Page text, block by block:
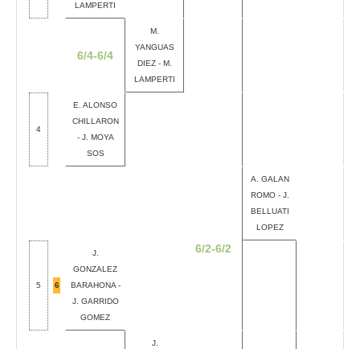
LAMPERTI
6/4-6/4
M.
YANGUAS
DIEZ - M.
LAMPERTI
4
E. ALONSO
CHILLARON
- J. MOYA
SOS
6/2-6/2
A. GALAN
ROMO - J.
BELLUATI
LOPEZ
5 6
J.
GONZALEZ
BARAHONA -
J. GARRIDO
GOMEZ
J.